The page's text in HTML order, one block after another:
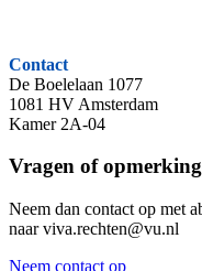
Contact
De Boelelaan 1077
1081 HV Amsterdam
Kamer 2A-04
Vragen of
Neem dan contact op met
naar viva.rechten@vu.nl
Neem contact op